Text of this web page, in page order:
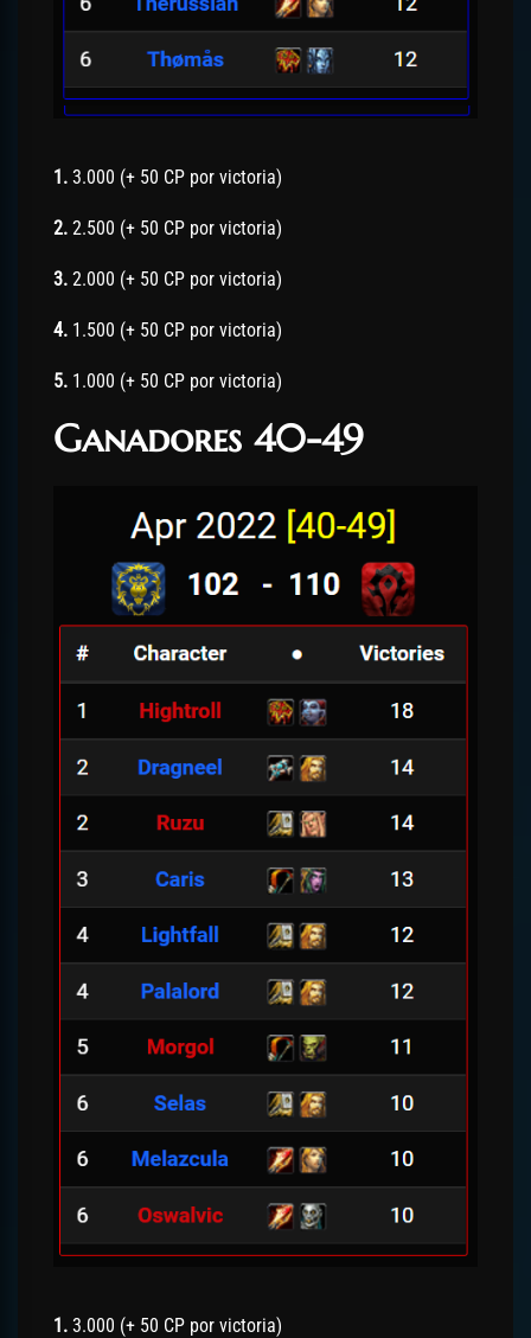
1. 3.000 (+ 50 CP por victoria)
2. 2.500 (+ 50 CP por victoria)
3. 2.000 (+ 50 CP por victoria)
4. 1.500 (+ 50 CP por victoria)
5. 1.000 (+ 50 CP por victoria)
Ganadores 40-49
1. 3.000 (+ 50 CP por victoria)